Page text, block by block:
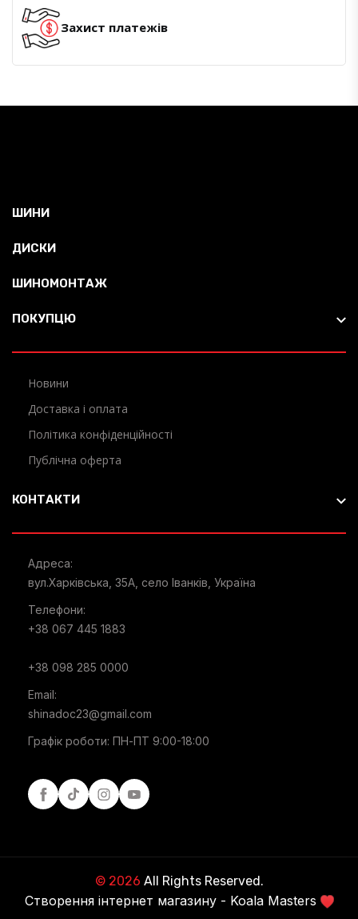
Захист платежів
КОНТАКТИ
Адреса:
вул.Харківська, 35А, село Іванків, Україна
Телефони:
+38 067 445 1883
+38 098 285 0000
Email:
shinadoc23@gmail.com
Графік роботи: ПН-ПТ 9:00-18:00
FacebookTiktokInstagramYoutube
ШИНИ
ДИСКИ
ШИНОМОНТАЖ
ПОКУПЦЮ
Новини
Доставка і оплата
Політика конфіденційності
Публічна оферта
© 2026 All Rights Reserved.
Створення інтернет магазину - Koala Masters